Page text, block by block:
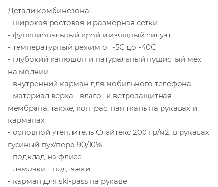
Детали комбинезона:
- широкая ростовая и размерная сетки
- функциональный крой и изящный силуэт
- температурный режим от -5С до -40С
- глубокий капюшон и натуральный пушистый мех
на молнии
- внутренний карман для мобильного телефона
- материал верха - влаго- и ветрозащитная
мембрана, также, контрастная ткань на рукавах и
карманах
- основной утеплитель Слайтекс 200 гр/м2, в рукавах
гусиный пух/перо 90/10%
- подклад на флисе
- лямочки - подтяжки
- карман для ski-pass на рукаве